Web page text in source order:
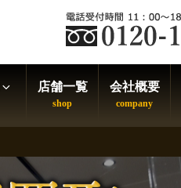
店舗一覧 会社概要